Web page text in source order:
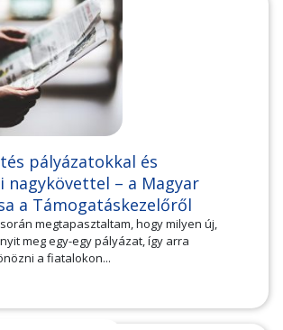
pályázatokkal és
– a Magyar
a Támogatáskezelőről
megtapasztaltam, hogy milyen új,
meg egy-egy pályázat, így arra
a fiatalokon...